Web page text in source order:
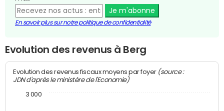
Je m'abonne
En savoir plus sur notre politique de confidentialité
Evolution des revenus à Berg
Evolution des revenus fiscaux moyens par foyer (source :
JDN d'après le ministère de l'Economie)
3 000